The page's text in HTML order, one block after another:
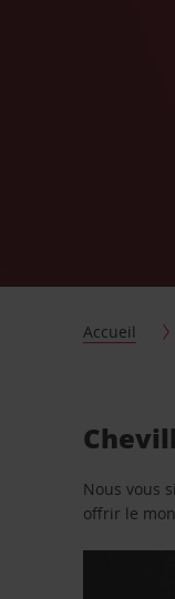
Accueil
Nous vous
offrir le